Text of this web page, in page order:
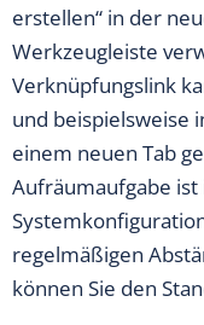
erstellen“ in der
Werkzeugleiste
Verknüpfungslink
und beispielsweise
einem neuen Tab
Aufräumaufgabe
regelmäßigen
können Sie den